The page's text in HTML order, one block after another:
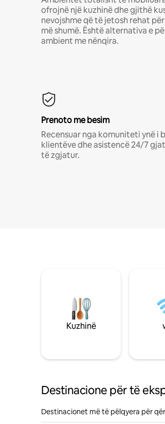
ofrojnë një kuzhinë dhe gjithë
nevojshme që të jetosh rehat
më shumë. Është alternativa e
ambient me nënqira.
Prenoto me besim
Recensuar nga komuniteti ynë i
klientëve dhe asistencë 24/7
të zgjatur.
Kuzhinë
Destinacione për të
Destinacionet më të pëlqyera për